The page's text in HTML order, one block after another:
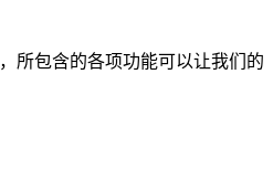
，所包含的各项功能可以让我们的